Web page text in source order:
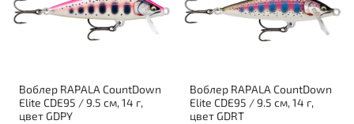
Воблер RAPALA CountDown
Elite CDE95 / 9.5 см, 14 г,
цвет GDPY
Воблер RAPALA CountDown
Elite CDE95 / 9.5 см, 14 г,
цвет GDRT